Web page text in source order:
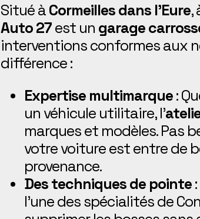
Situé àCormeilles dans l’Eure,
Auto 27est un garage
interventions conformes aux
différence :
Expertise multimarque:
un véhicule utilitaire, l’
marques et modèles. Pas
votre voiture est entre de
provenance.
Des techniques de pointe
l’une des spécialités de